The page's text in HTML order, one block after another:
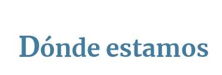
Dónde estamos